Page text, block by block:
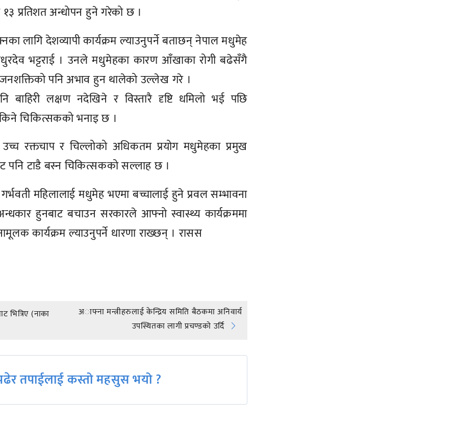
प्रतिशत अन्धोपन हुने गरेको छ ।
लागि देशव्यापी कार्यक्रम ल्याउनुपर्ने बताछन् नेपाल मधुमेह
मधुरदेव भट्टराई । उनले मधुमेहका कारण आँखाका रोगी बढेसँगै
जनशक्तिको पनि अभाव हुन थालेको उल्लेख गरे ।
लक्षण नदेखिने र विस्तारै दृष्टि धमिलो भई पछि
चिकित्सकको भनाइ छ ।
उच्च रक्तचाप र चिल्लोको अधिकतम प्रयोग मधुमेहका प्रमुख
पनि टाडै बस्न चिकित्सकको सल्लाह छ ।
महिलालाई मधुमेह भएमा बच्चालाई हुने प्रवल सम्भावना
हुनबाट बचाउन सरकारले आफ्नो स्वास्थ्य कार्यक्रममा
कार्यक्रम ल्याउनुपर्ने धारणा राख्छन् । रासस
भित्रिए (नाका
अाफ्ना मन्त्रीहरुलाई केन्द्रिय समिति बैठकमा अनिवार्य
उपस्थितका लागी प्रचण्डकाे उर्दि
तपाईलाई कस्तो महसुस भयो ?